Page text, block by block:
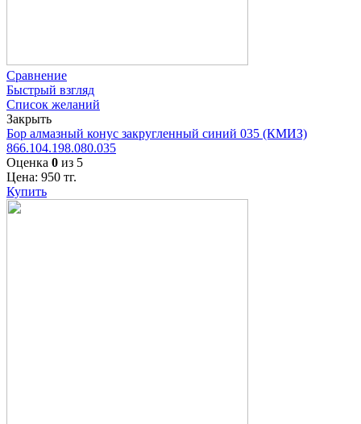
Сравнение
Быстрый взгляд
Список желаний
Закрыть
Бор алмазный конус закругленный синий 035 (КМИЗ)
866.104.198.080.035
Оценка 0 из 5
Цена: 950 тг.
Купить